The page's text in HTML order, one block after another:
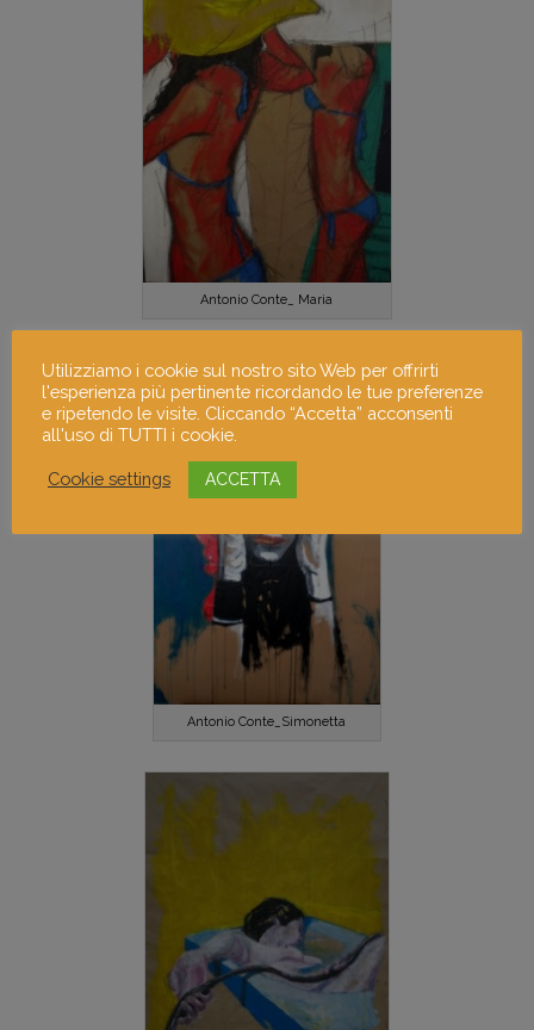
Antonio Conte_ Maria
Antonio Conte_Simonetta
Utilizziamo i cookie sul nostro sito Web per offrirti
l'esperienza più pertinente ricordando le tue preferenze
e ripetendo le visite. Cliccando “Accetta” acconsenti
all'uso di TUTTI i cookie.
Cookie settings ACCETTA